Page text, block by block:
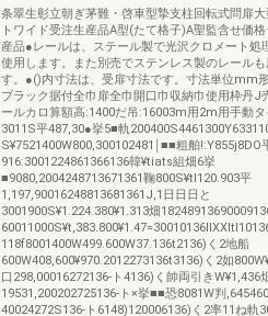
条翠生彰立朝ぎ茅難・啓車型摯支柱回転式問扉
トワイド受注生産品A型(たて格子)A聖監含せ価
産品●レールは、ステール製で光沢クロメート処
使用します。また別売でステンレス製のレール
す。●()内寸法は、受扉寸法です。寸法単位mm
ブラック据付全巾扉全巾開口巾収納巾使用枠丹J
ールカロ算額高:1400だ吊:16003m用2m用手動
3011S平487,30●挙5■軌
S¥7521400W800,300102481￨■■粗舶!:Y855j8DO
916:3001224861366136韓¥tiats組畑6挙
■9080,2004248713671361鞠800S¥tl120.903平
1,197,90016248813681361J,1日日日と
3001900S¥1.224.380¥1.313畑
118f8001400W499.600W37.136t2136)く2地船
600W408,600¥970.2012273136t3136)く2如
口298,00016272136‐ト4136)く帥両引きW¥1,436
19531,200202725136‐ト×挙■■恐8081W判
40024272S136‐ト6148)120006136)く2率11ね軌